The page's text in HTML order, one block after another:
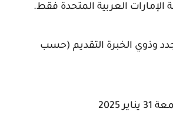
العربية المتحدة فقط.
وذوي الخبرة التقديم (حسب
2025